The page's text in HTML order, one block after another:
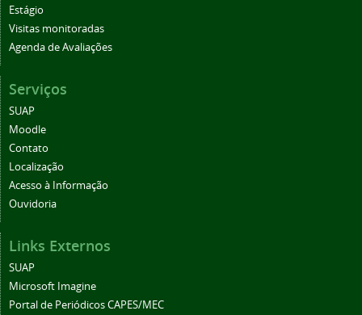
Estágio
Visitas monitoradas
Agenda de Avaliações
Serviços
SUAP
Moodle
Contato
Localização
Acesso à Informação
Ouvidoria
Links Externos
SUAP
Microsoft Imagine
Portal de Periódicos CAPES/MEC